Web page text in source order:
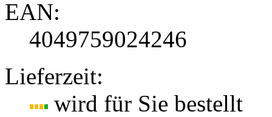
EAN:
4049759024246
Lieferzeit:
wird für Sie bestellt